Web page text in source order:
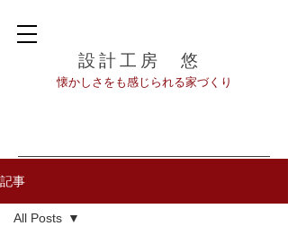
設計工房 悠
​懐かしさをも感じられる家づくり
記事
All Posts